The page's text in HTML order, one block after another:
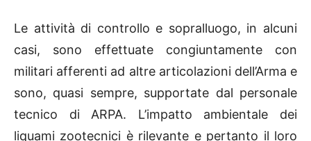
Le attività di controllo e sopralluogo, in alcuni
casi, sono effettuate congiuntamente con
militari afferenti ad altre articolazioni dell’Arma e
sono, quasi sempre, supportate dal personale
tecnico di ARPA. L’impatto ambientale dei
liquami zootecnici è rilevante e pertanto il loro